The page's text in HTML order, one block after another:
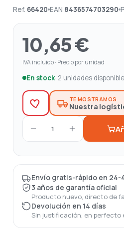
Ref. 66420 EAN 8436574703290
10,65 €
IVA incluido · Precio por unidad
En stock· 2 unidades
TE MOSTRAMOS
Nuestra
1
Envío gratis-rápido en 24-
3 años de garantía oficial
Producto nuevo, directo de
Devolución en 14 días
Sin justificación, en perfecto